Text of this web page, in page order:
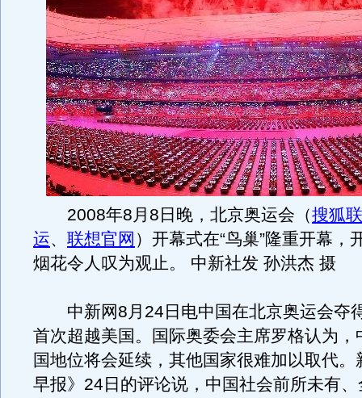
2008年8月8日晚，北京奥运会（搜狐
运、 联想官网 ）开幕式在“鸟巢”隆重开幕，
烟花令人叹为观止。 中新社发 孙洪杰 摄
中新网8月24日电中国在北京奥运会夺
首次超越美国。国际奥委会主席罗格认为，
国地位将会延续，其他国家很难加以取代。
早报》24日的评论说，中国社会前所未有